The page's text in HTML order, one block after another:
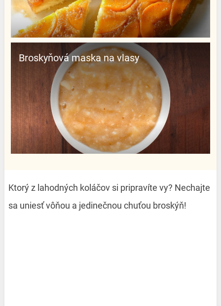
Broskyňová maska ​​na vlasy
Ktorý z lahodných koláčov si pripravíte vy? Nechajte
sa uniesť vôňou a jedinečnou chuťou broskýň!